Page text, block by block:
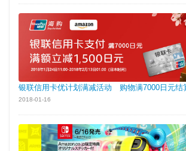
银联信用卡优计划满减活动 购物满7000日元结
2018-01-16